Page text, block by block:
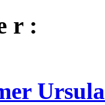
r :
Ursula